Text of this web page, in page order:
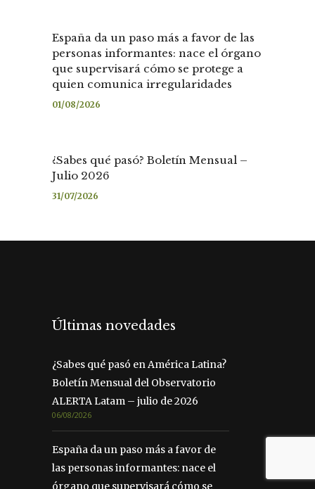
España da un paso más a favor de las
personas informantes: nace el órgano
que supervisará cómo se protege a
quien comunica irregularidades
01/08/2026
¿Sabes qué pasó? Boletín Mensual –
Julio 2026
31/07/2026
Últimas novedades
¿Sabes qué pasó en América Latina?
Boletín Mensual del Observatorio
ALERTA Latam – julio de 2026
06/08/2026
España da un paso más a favor de
las personas informantes: nace el
órgano que supervisará cómo se